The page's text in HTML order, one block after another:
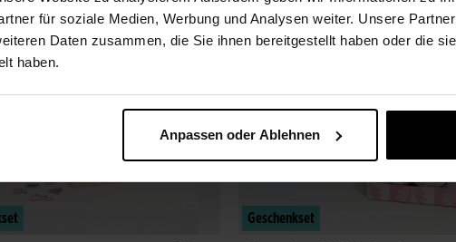
für soziale Medien, Werbung und Analysen weiter. Unsere
Daten zusammen, die Sie ihnen bereitgestellt haben oder die
haben.
Anpassen oder Ablehnen
Geschenkset